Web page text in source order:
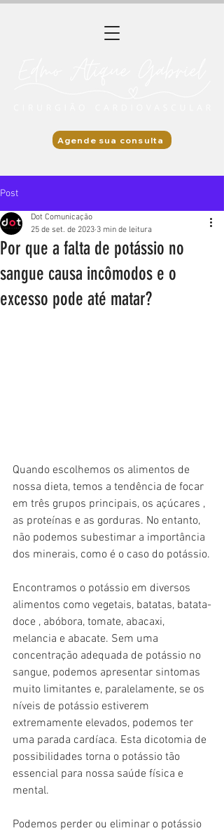
Agende sua consulta
Post
Por que a falta de potássio no
sangue causa incômodos e o
excesso pode até matar?
Dot Comunicação
25 de set. de 2023 3 min de leitura
Quando escolhemos os alimentos de
nossa dieta, temos a tendência de focar
em três grupos principais, os açúcares ,
as proteínas e as gorduras. No entanto,
não podemos subestimar a importância
dos minerais, como é o caso do potássio.
Encontramos o potássio em diversos
alimentos como vegetais, batatas, batata-
doce , abóbora, tomate, abacaxi,
melancia e abacate. Sem uma
concentração adequada de potássio no
sangue, podemos apresentar sintomas
muito limitantes e, paralelamente, se os
níveis de potássio estiverem
extremamente elevados, podemos ter
uma parada cardíaca. Esta dicotomia de
possibilidades torna o potássio tão
essencial para nossa saúde física e
mental.
Podemos perder ou eliminar o potássio